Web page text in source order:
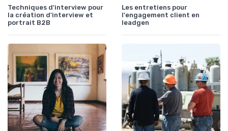
Techniques d'interview pour
la création d'interview et
portrait B2B
Les entretiens pour
l'engagement client en
leadgen